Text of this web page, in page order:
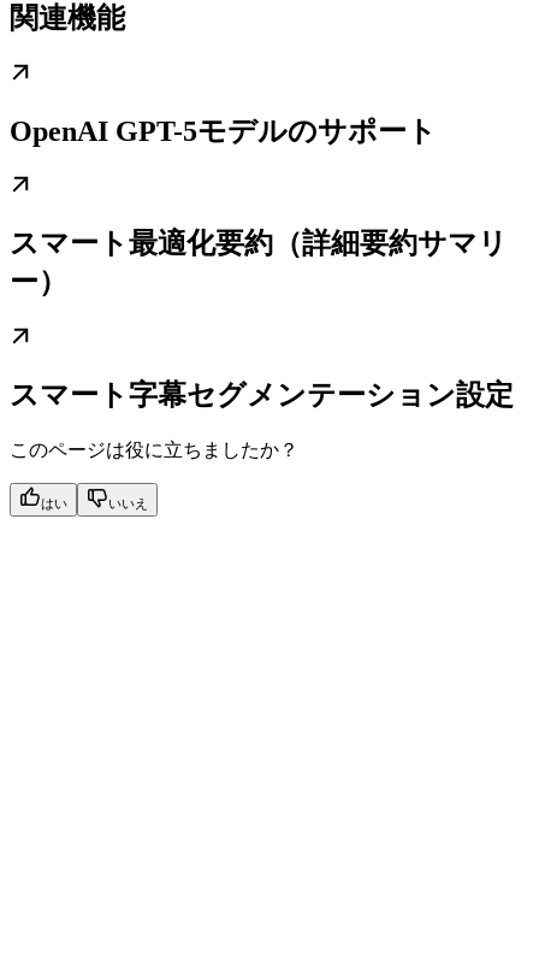
関連機能
OpenAI GPT-5モデルのサポート
スマート最適化要約（詳細要約サマリ
ー）
スマート字幕セグメンテーション設定
このページは役に立ちましたか？
はい いいえ